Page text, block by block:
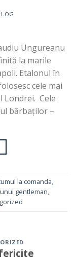
Ungureanu
la marile
Etalonul în
cele mai
Londrei. Cele
bărbaților –
la comanda,
gentleman,